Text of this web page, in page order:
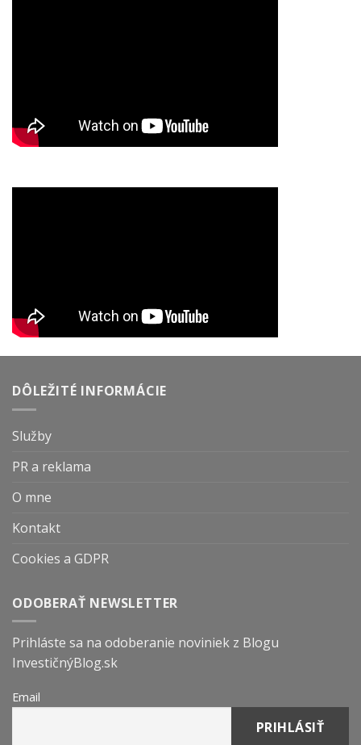
DÔLEŽITÉ INFORMÁCIE
Služby
PR a reklama
O mne
Kontakt
Cookies a GDPR
ODOBERAŤ NEWSLETTER
Prihláste sa na odoberanie noviniek z Blogu
InvestičnýBlog.sk
Email